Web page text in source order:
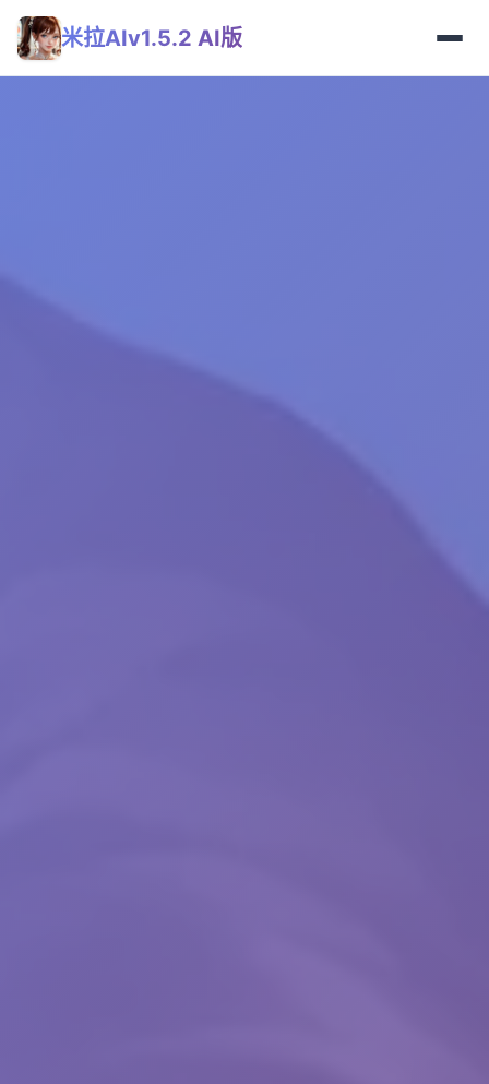
米拉AIv1.5.2 AI版